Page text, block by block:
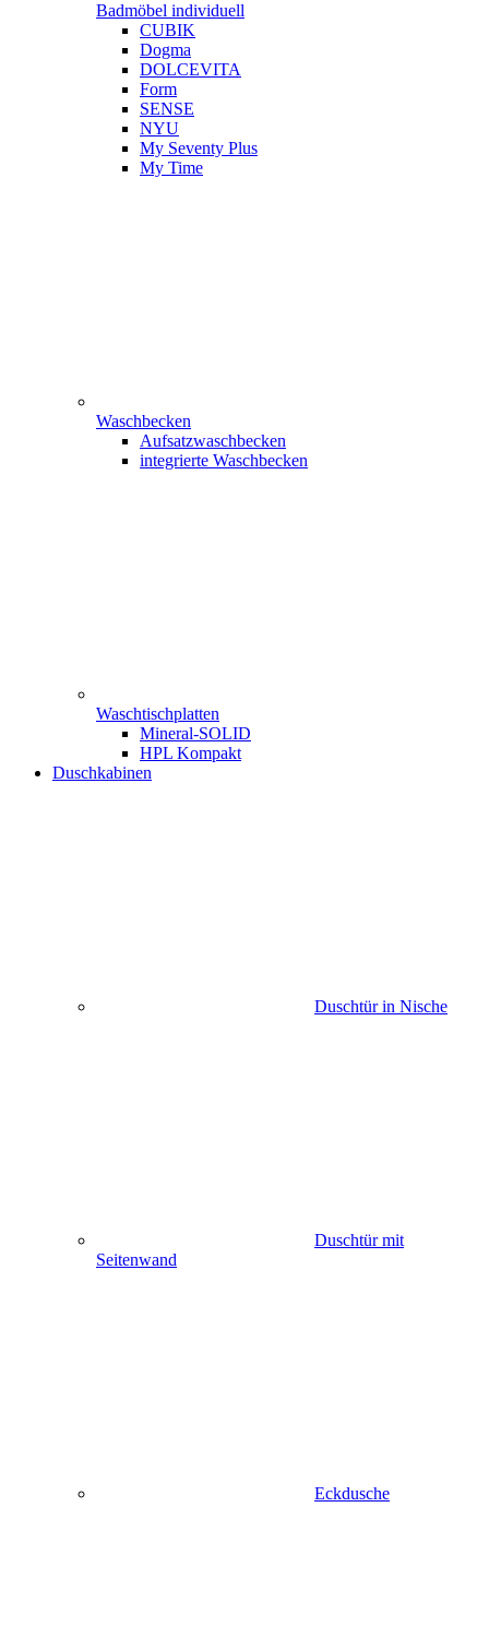
Badmöbel individuell
CUBIK
Dogma
DOLCEVITA
Form
SENSE
NYU
My Seventy Plus
My Time
Waschbecken
Aufsatzwaschbecken
integrierte Waschbecken
Waschtischplatten
Mineral-SOLID
HPL Kompakt
Duschkabinen
Duschtür in Nische
Duschtür mit
Seitenwand
Eckdusche